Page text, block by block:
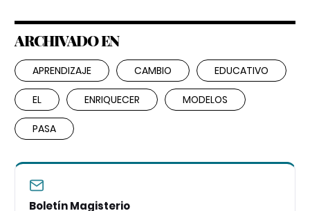
ARCHIVADO EN
APRENDIZAJE CAMBIO EDUCATIVO
EL ENRIQUECER MODELOS
PASA
Boletín Magisterio